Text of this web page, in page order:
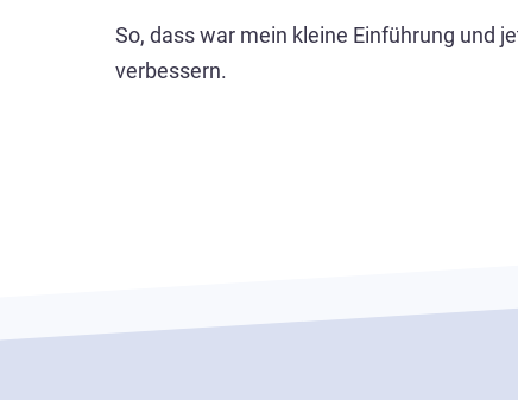
So, dass war mein kleine Einführung und
verbessern.